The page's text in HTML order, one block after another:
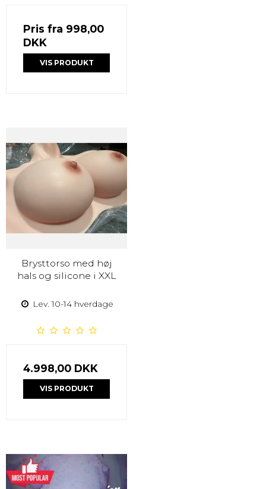
Pris fra 998,00
DKK
VIS PRODUKT
Brysttorso med høj
hals og silicone i XXL
Lev. 10-14 hverdage
4.998,00 DKK
VIS PRODUKT